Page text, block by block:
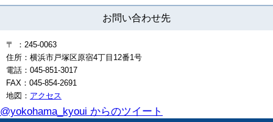
お問い合わせ先
〒 ：245-0063
住所：横浜市戸塚区原宿4丁目12番1号
電話：045-851-3017
FAX：045-854-2691
地図： アクセス
@yokohama_kyoui からのツイート